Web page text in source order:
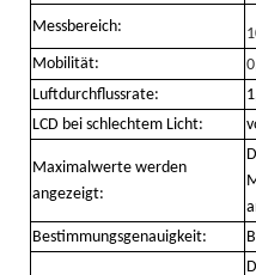
Radondetektor
Atmosphärischer
PM2,5-Detektor
Messbereich:
Mobilität:
Luftdurchflussrate:
LCD bei schlechtem Licht:
Maximalwerte werden
angezeigt:
Bestimmungsgenauigkeit: